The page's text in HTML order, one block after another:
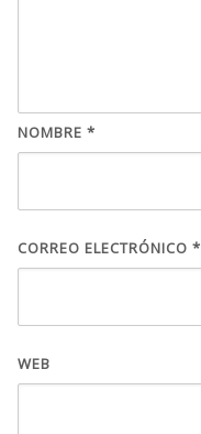
NOMBRE *
CORREO ELECTRÓNICO *
WEB